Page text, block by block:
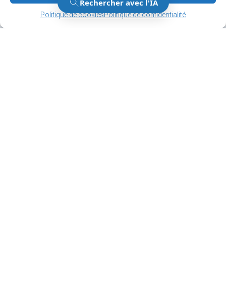
Politique de cookiesPolitique de confidentialité
Gérer le consentement
Gérer le consentement